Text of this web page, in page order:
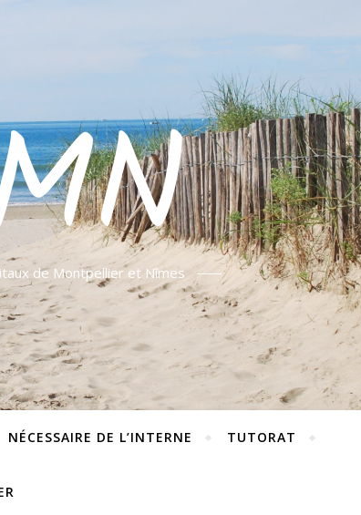
de Montpellier et Nîmes
NÉCESSAIRE DE L’INTERNE TUTORAT